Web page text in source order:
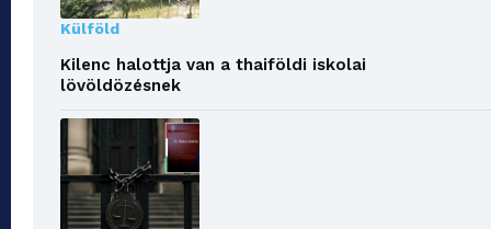
Külföld
Kilenc halottja van a thaiföldi iskolai
lövöldözésnek